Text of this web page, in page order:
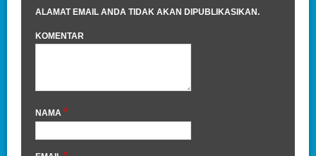
ALAMAT EMAIL ANDA TIDAK AKAN DIPUBLIKASIKAN.
KOMENTAR
NAMA *